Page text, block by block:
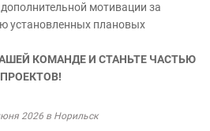
мотивации за
установленных плановых
КОМАНДЕ И СТАНЬТЕ ЧАСТЬЮ
2026 в Норильск